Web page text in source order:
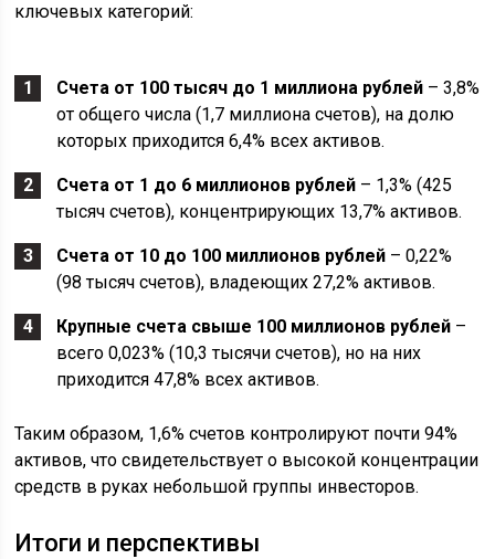
ключевых категорий:
Счета от 100 тысяч до 1 миллиона рублей – 3,8%
от общего числа (1,7 миллиона счетов), на долю
которых приходится 6,4% всех активов.
Счета от 1 до 6 миллионов рублей – 1,3% (425
тысяч счетов), концентрирующих 13,7% активов.
Счета от 10 до 100 миллионов рублей – 0,22%
(98 тысяч счетов), владеющих 27,2% активов.
Крупные счета свыше 100 миллионов рублей –
всего 0,023% (10,3 тысячи счетов), но на них
приходится 47,8% всех активов.
Таким образом, 1,6% счетов контролируют почти 94%
активов, что свидетельствует о высокой концентрации
средств в руках небольшой группы инвесторов.
Итоги и перспективы